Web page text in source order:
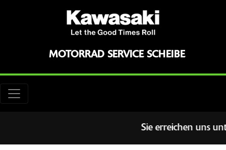
MOTORRAD SERVICE SCHEIBE
Sie erreichen uns